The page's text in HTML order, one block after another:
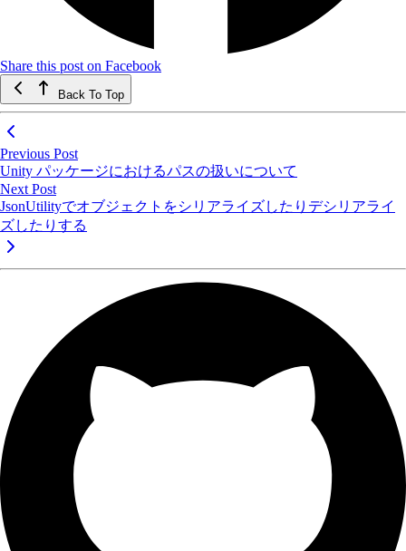
Share this post on Facebook
Back To Top
Previous Post
Unity パッケージにおけるパスの扱いについて
Next Post
JsonUtilityでオブジェクトをシリアライズしたりデシリアライ
ズしたりする